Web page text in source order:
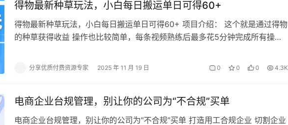
得物最新种草玩法，小白每日搬运单日可得60+
得物最新种草玩法，小白每日搬运单日可得60+ 项目介绍： 这个就是通过得物
的种草获得收益 操作也比较简单，每条视频熟练后最多花5分钟完成所有操作
分享优质付费资源专家 2025 年 11 月 19 日 0 0 0 4.3K
电商企业台规管理，别让你的公司为“不合规”买单
电商企业台规管理，别让你的公司为“不合规”买单 打造用工合规企业 切割企业